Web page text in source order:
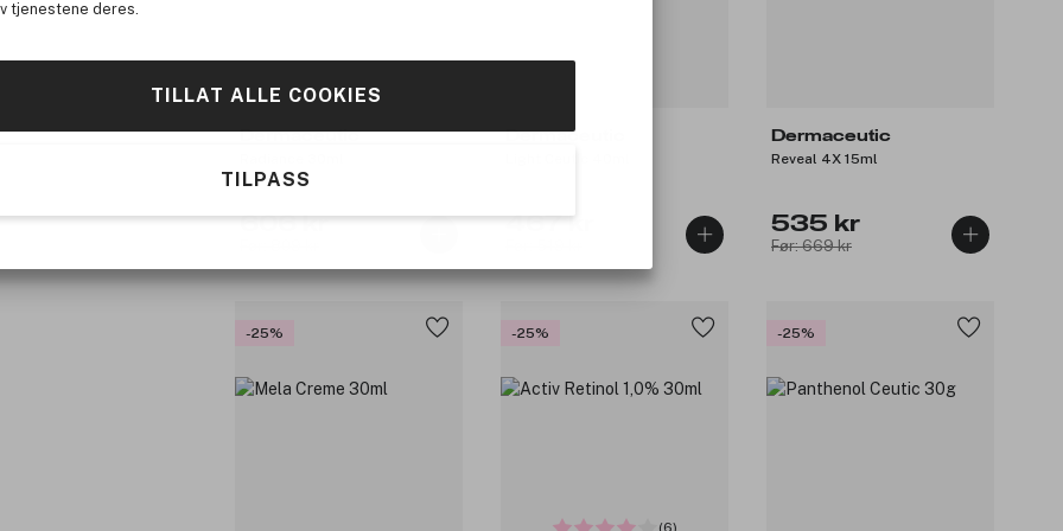
tjenestene deres.
TILLAT ALLE COOKIES
TILPASS
Dermaceutic
606 kr
Dermaceutic
467 kr
Dermaceutic
Reveal 4X 15ml
535 kr
Før: 669 kr
-25% -25%
(6)
-25%